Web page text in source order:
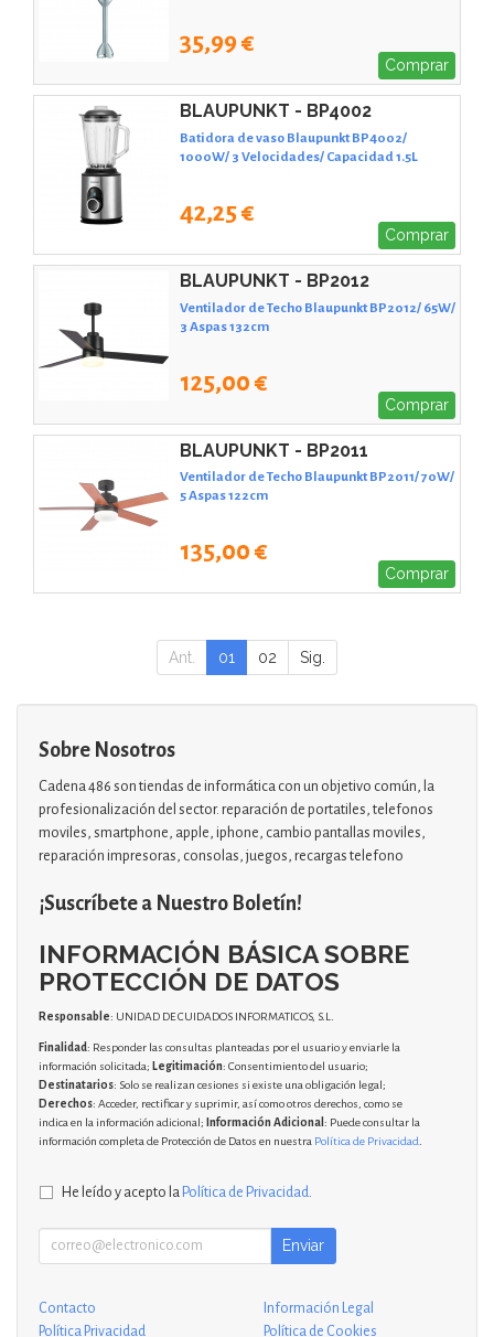
35,99 €
Comprar
BLAUPUNKT - BP4002
Batidora de vaso Blaupunkt BP4002/
1000W/ 3 Velocidades/ Capacidad 1.5L
42,25 €
Comprar
BLAUPUNKT - BP2012
Ventilador de Techo Blaupunkt BP2012/ 65W/
3 Aspas 132cm
125,00 €
Comprar
BLAUPUNKT - BP2011
Ventilador de Techo Blaupunkt BP2011/ 70W/
5 Aspas 122cm
135,00 €
Comprar
Ant. 01 02 Sig.
Sobre Nosotros
Cadena 486 son tiendas de informática con un objetivo común, la
profesionalización del sector. reparación de portatiles, telefonos
moviles, smartphone, apple, iphone, cambio pantallas moviles,
reparación impresoras, consolas, juegos, recargas telefono
¡Suscríbete a Nuestro Boletín!
INFORMACIÓN BÁSICA SOBRE
PROTECCIÓN DE DATOS
Responsable: UNIDAD DE CUIDADOS INFORMATICOS, S.L.
Finalidad: Responder las consultas planteadas por el usuario y enviarle la
información solicitada; Legitimación: Consentimiento del usuario;
Destinatarios: Solo se realizan cesiones si existe una obligación legal;
Derechos: Acceder, rectificar y suprimir, así como otros derechos, como se
indica en la información adicional; Información Adicional : Puede consultar la
información completa de Protección de Datos en nuestra Política de Privacidad.
He leído y acepto la Política de Privacidad.
Enviar
Contacto
Información Legal
Política Privacidad
Política de Cookies